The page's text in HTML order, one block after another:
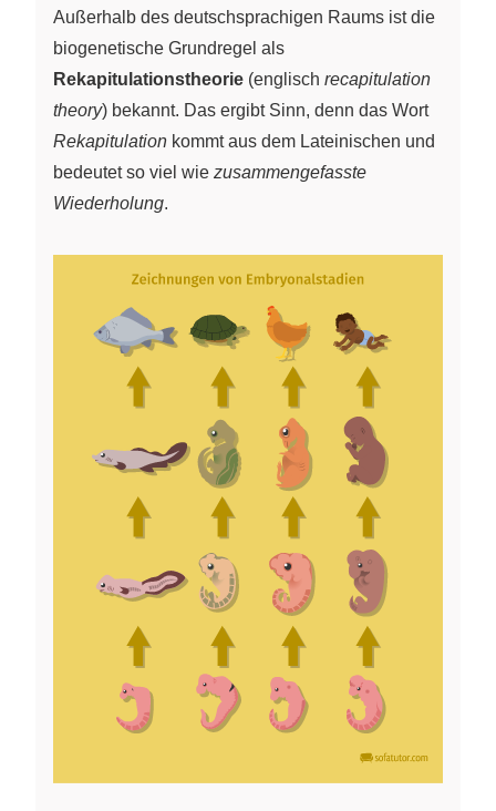
Außerhalb des deutschsprachigen Raums ist die
biogenetische Grundregel als
Rekapitulationstheorie (englisch recapitulation
theory) bekannt. Das ergibt Sinn, denn das Wort
Rekapitulation kommt aus dem Lateinischen und
bedeutet so viel wie zusammengefasste
Wiederholung.